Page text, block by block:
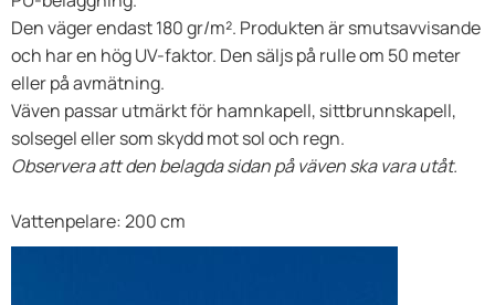
Den väger endast 180 gr/m². Produkten är smutsavvisande
och har en hög UV-faktor. Den säljs på rulle om 50 meter
eller på avmätning.
Väven passar utmärkt för hamnkapell, sittbrunnskapell,
solsegel eller som skydd mot sol och regn.
Observera att den belagda sidan på väven ska vara utåt.
Vattenpelare: 200 cm